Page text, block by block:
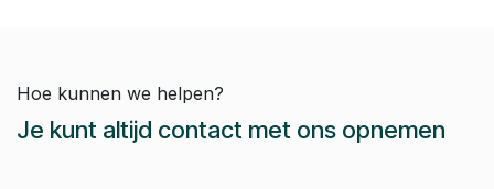
Hoe kunnen we helpen?
Je kunt altijd contact met ons opnemen